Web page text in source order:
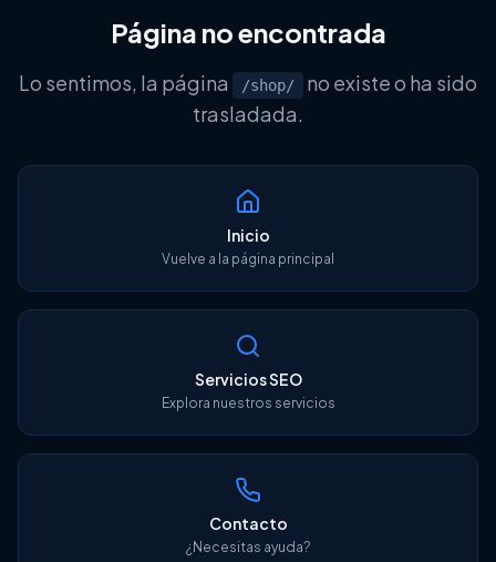
Glosario SEO
Glosario Google Tools
Página no encontrada
Lo sentimos, la página /shop/
no existe o ha sido
trasladada.
Inicio
Vuelve a la página principal
Servicios SEO
Explora nuestros servicios
Contacto
¿Necesitas ayuda?